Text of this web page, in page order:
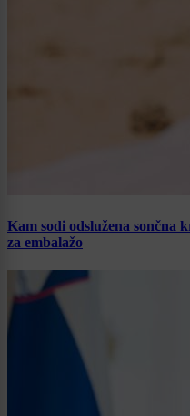
Kam sodi odslužena sončna
za embalažo